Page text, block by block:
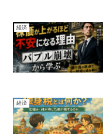
経済
経済